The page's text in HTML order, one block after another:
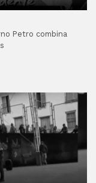
Petro combina